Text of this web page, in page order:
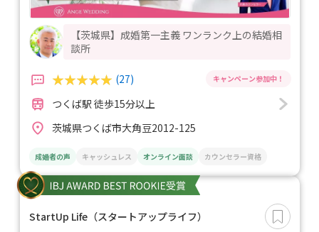
【茨城県】成婚第一主義 ワンランク上の結婚相
談所
(27)
つくば駅 徒歩15分以上
茨城県つくば市大角豆2012-125
成婚者の声 キャッシュレス オンライン面談 カウンセラー資格
StartUp Life（スタートアップライフ）